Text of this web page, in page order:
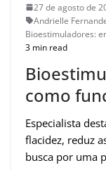
27 de agosto de
Andrielle
Bioestimuladores:
3 min read
como
Especialista
flacidez, reduz
busca por uma